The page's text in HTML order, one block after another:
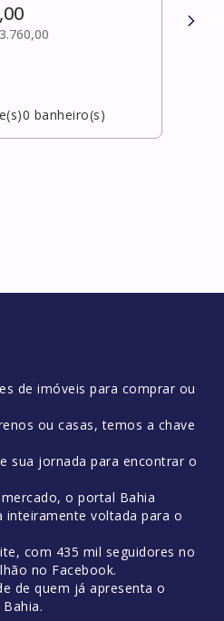
0 banheiro(s)
R$
de imóveis para comprar ou
ou casas, temos a chave
sua jornada para encontrar o
o portal Bahia
inteiramente voltada para o
com 435 mil seguidores no
no Facebook.
de quem já apresenta o